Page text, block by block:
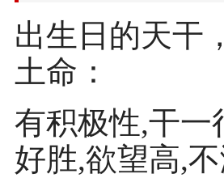
出生日的天干
土命：
有积极性,干一
好胜,欲望高,